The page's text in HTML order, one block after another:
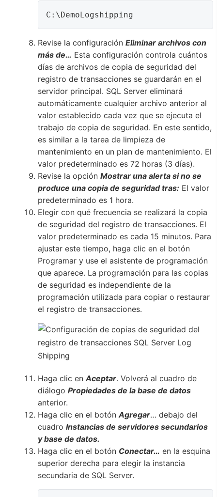
C:\DemoLogshipping
Revise la configuración Eliminar archivos con
más de… Esta configuración controla cuántos
días de archivos de copia de seguridad del
registro de transacciones se guardarán en el
servidor principal. SQL Server eliminará
automáticamente cualquier archivo anterior al
valor establecido cada vez que se ejecuta el
trabajo de copia de seguridad. En este sentido,
es similar a la tarea de limpieza de
mantenimiento en un plan de mantenimiento. El
valor predeterminado es 72 horas (3 días).
Revise la opción Mostrar una alerta si no se
produce una copia de seguridad tras: El valor
predeterminado es 1 hora.
Elegir con qué frecuencia se realizará la copia
de seguridad del registro de transacciones. El
valor predeterminado es cada 15 minutos. Para
ajustar este tiempo, haga clic en el botón
Programar y use el asistente de programación
que aparece. La programación para las copias
de seguridad es independiente de la
programación utilizada para copiar o restaurar
el registro de transacciones.
Haga clic enAceptar. Volverá al cuadro de
diálogo Propiedades de la base de datos
anterior.
Haga clic en el botónAgregar… debajo del
cuadro Instancias de servidores secundarios
y base de datos.
Haga clic en el botón Conectar… en la esquina
superior derecha para elegir la instancia
secundaria de SQL Server.